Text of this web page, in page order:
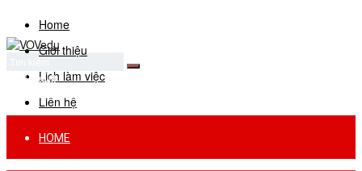
Home
Giới thiệu
Lịch làm việc
Liên hệ
No Result
View All Result
HOME